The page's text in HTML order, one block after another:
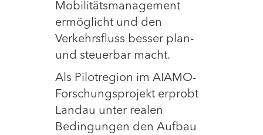
Mobilitätsmanagement
ermöglicht und den
Verkehrsfluss besser plan-
und steuerbar macht.
Als Pilotregion im AIAMO-
Forschungsprojekt erprobt
Landau unter realen
Bedingungen den Aufbau